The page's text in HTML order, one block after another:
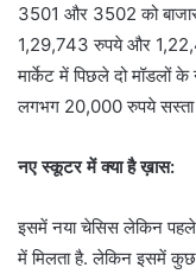
3501 और 3502 को
1,29,743 रुपये और
मार्केट में पिछले दो मॉडलों
लगभग 20,000 रुपये सस्ता
नए स्कूटर में क्या है ख़ास:
इसमें नया चेसिस लेकिन पहले
में मिलता है. लेकिन इसमें कुछ